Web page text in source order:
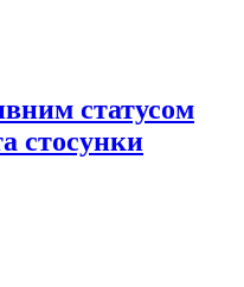
статусом
стосунки